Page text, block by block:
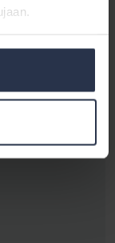
asiassa ja huomioi,
Karsimme etukäteen
laittomat sisällöt.